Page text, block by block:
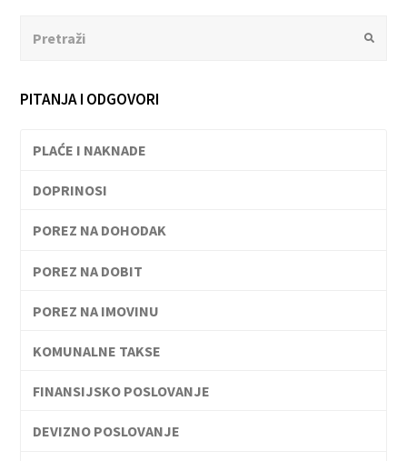
Submit
PITANJA I ODGOVORI
PLAĆE I NAKNADE
DOPRINOSI
POREZ NA DOHODAK
POREZ NA DOBIT
POREZ NA IMOVINU
KOMUNALNE TAKSE
FINANSIJSKO POSLOVANJE
DEVIZNO POSLOVANJE